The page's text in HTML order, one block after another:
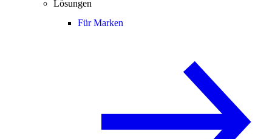
Lösungen
Für Marken